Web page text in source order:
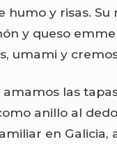
humo y risas.
y queso
umami y
amamos las
anillo al
en Galicia,